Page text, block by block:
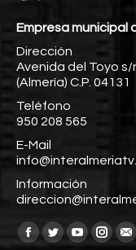
Empresa municipal
Dirección
Avenida del Toyo s/
(Almería) C.P. 04131
Teléfono
950 208 565
E-Mail
Información
Encuéntranos en:
Facebook
TwitterYouTube